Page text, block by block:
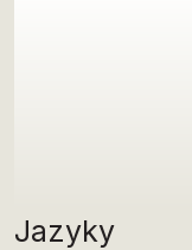
Jazyky